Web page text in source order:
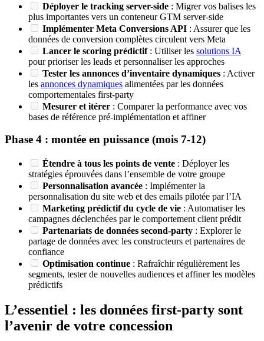
Déployer le tracking server-side : Migrer vos balises les
plus importantes vers un conteneur GTM server-side
Implémenter Meta Conversions API : Assurer que les
données de conversion complètes circulent vers Meta
Lancer le scoring prédictif: Utiliser les solutions IA
pour prioriser les leads et personnaliser les approches
Tester les annonces d’inventaire dynamiques : Activer
les annonces dynamiques alimentées par les données
comportementales first-party
Mesurer et itérer : Comparer la performance avec vos
bases de référence pré-implémentation et affiner
Phase 4 : montée en puissance (mois 7-12)
Étendre à tous les points de vente : Déployer les
stratégies éprouvées dans l’ensemble de votre groupe
Personnalisation avancée : Implémenter la
personnalisation du site web et des emails pilotée par l’IA
Marketing prédictif du cycle de vie : Automatiser les
campagnes déclenchées par le comportement client prédit
Partenariats de données second-party : Explorer le
partage de données avec les constructeurs et partenaires de
confiance
Optimisation continue : Rafraîchir régulièrement les
segments, tester de nouvelles audiences et affiner les modèles
prédictifs
L’essentiel : les données first-party sont
l’avenir de votre concession